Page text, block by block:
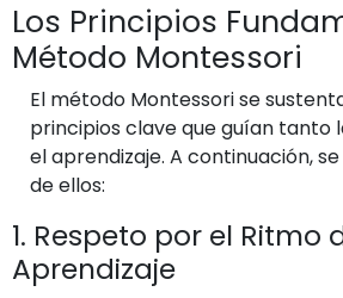
Los Principios
Método Montessori
El método Montessori se
principios clave que guían tanto
el aprendizaje. A continuación,
de ellos:
1. Respeto por el Ritmo
Aprendizaje